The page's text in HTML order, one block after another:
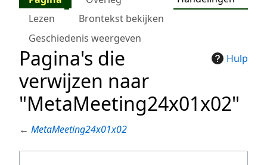
Lezen
Brontekst bekijken
Geschiedenis weergeven
Hulp
Pagina's die
verwijzen naar
"MetaMeeting24x01x02"
← MetaMeeting24x01x02